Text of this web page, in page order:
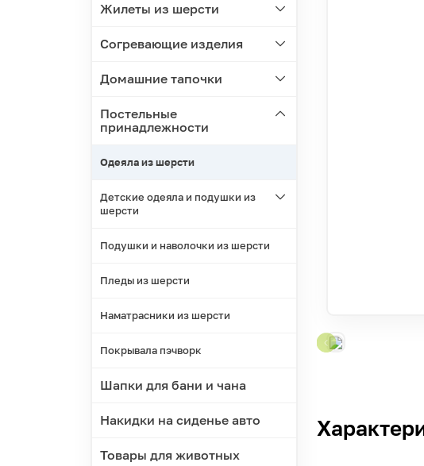
Жилеты из шерсти
Согревающие изделия
Домашние тапочки
Постельные
принадлежности
Одеяла из шерсти
Детские одеяла и подушки из
шерсти
Подушки и наволочки из шерсти
Пледы из шерсти
Наматрасники из шерсти
Покрывала пэчворк
Шапки для бани и чана
Накидки на сиденье авто
Товары для животных